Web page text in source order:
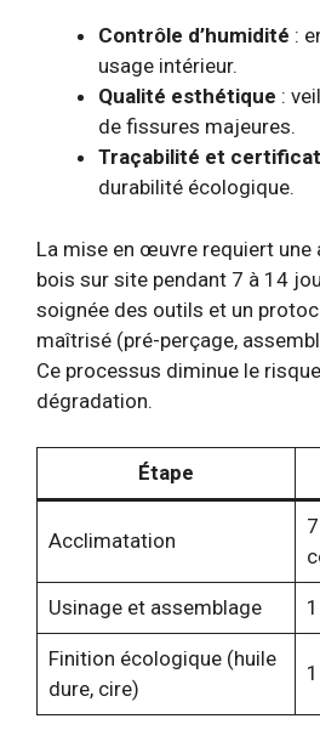
Contrôle d’humidité :
usage intérieur.
Qualité esthétique :
de fissures majeures.
Traçabilité et
durabilité écologique.
La mise en œuvre requiert
bois sur site pendant 7 à 14
soignée des outils et un
maîtrisé (pré-perçage,
Ce processus diminue le
dégradation.
Étape
Acclimatation
Usinage et assemblage
Finition écologique (huile
dure, cire)